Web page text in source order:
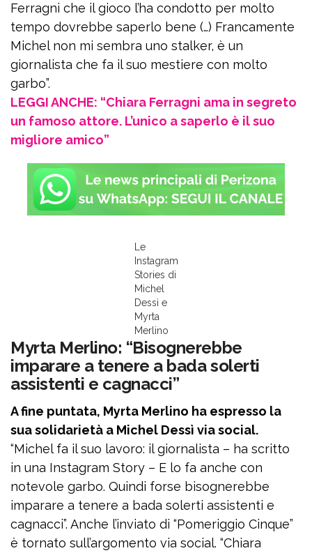
Ferragni che il gioco l’ha condotto per molto
tempo dovrebbe saperlo bene (…) Francamente
Michel non mi sembra uno stalker, è un
giornalista che fa il suo mestiere con molto
garbo”.
LEGGI ANCHE: “Chiara Ferragni ama in segreto
un famoso attore. L’unico a saperlo è il suo
migliore amico”
Le
Instagram
Stories di
Michel
Dessì e
Myrta
Merlino
Myrta Merlino: “Bisognerebbe
imparare a tenere a bada solerti
assistenti e cagnacci”
A fine puntata, Myrta Merlino ha espresso la
sua solidarietà a Michel Dessì via social.
“Michel fa il suo lavoro: il giornalista – ha scritto
in una Instagram Story – E lo fa anche con
notevole garbo. Quindi forse bisognerebbe
imparare a tenere a bada solerti assistenti e
cagnacci”. Anche l’inviato di “Pomeriggio Cinque”
è tornato sull’argomento via social. “Chiara